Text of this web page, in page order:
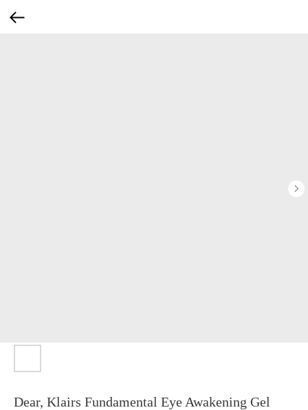
Dear, Klairs Fundamental Eye Awakening Gel